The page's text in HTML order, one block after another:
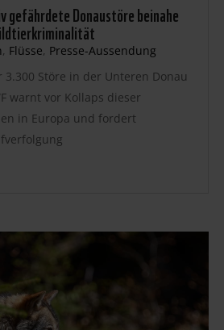
gefährdete Donaustöre beinahe
, Flüsse, Presse-Aussendung
3.300 Störe in der Unteren Donau
warnt vor Kollaps dieser
in Europa und fordert